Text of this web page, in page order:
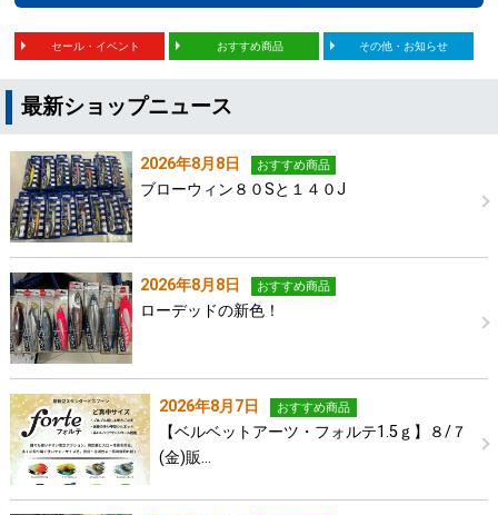
セール・イベント おすすめ商品 その他・お知らせ
最新ショップニュース
2026年8月8日 おすすめ商品
ブローウィン８０Sと１４０J
2026年8月8日 おすすめ商品
ローデッドの新色！
2026年8月7日 おすすめ商品
【ベルベットアーツ・フォルテ1.5ｇ】８/７
(金)販…